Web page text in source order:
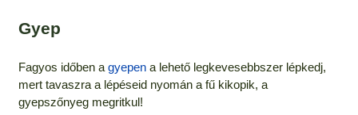
Gyep
Fagyos időben a gyepena lehető legkevesebbszer lépkedj,
mert tavaszra a lépéseid nyomán a fű kikopik, a
gyepszőnyeg megritkul!